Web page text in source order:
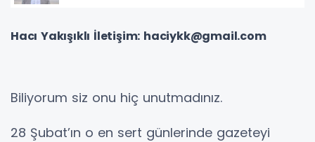
Hacı Yakışıklı İletişim: haciykk@gmail.com
Biliyorum siz onu hiç unutmadınız.
28 Şubat’ın o en sert günlerinde gazeteyi